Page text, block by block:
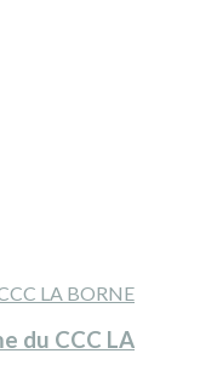
du CCC LA